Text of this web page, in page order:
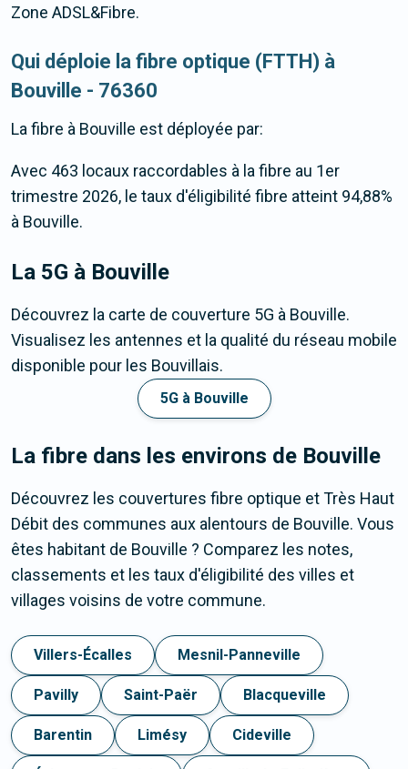
Zone ADSL&Fibre.
Qui déploie la fibre optique (FTTH) à
Bouville - 76360
La fibre à Bouville est déployée par:
Avec 463 locaux raccordables à la fibre au 1er
trimestre 2026, le taux d'éligibilité fibre atteint 94,88%
à Bouville.
La 5G à Bouville
Découvrez la carte de couverture 5G à Bouville.
Visualisez les antennes et la qualité du réseau mobile
disponible pour les Bouvillais.
5G à Bouville
La fibre dans les environs de Bouville
Découvrez les couvertures fibre optique et Très Haut
Débit des communes aux alentours de Bouville. Vous
êtes habitant de Bouville ? Comparez les notes,
classements et les taux d'éligibilité des villes et
villages voisins de votre commune.
Villers-Écalles Mesnil-Panneville
Pavilly Saint-Paër Blacqueville
Barentin Limésy Cideville